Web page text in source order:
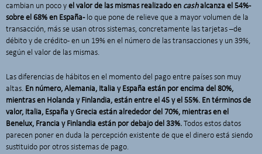
cambian un poco y el valor de las mismas realizado en cashalcanza el 54% -
sobre el 68% en España-lo que pone de relieve que a mayor volumen de la
transacción, más se usan otros sistemas, concretamente las tarjetas –de
débito y de crédito- en un 19% en el número de las transacciones y un 39%,
según el valor de las mismas.
Las diferencias de hábitos en el momento del pago entre países son muy
altas. En número, Alemania, Italia y España están por encima del 80%,
mientras en Holanda y Finlandia, están entre el 45 y el 55%. En términos de
valor, Italia, España y Grecia están alrededor del 70%, mientras en el
Benelux, Francia y Finlandia están por debajo del 33%. Todos estos datos
parecen poner en duda la percepción existente de que el dinero está siendo
sustituido por otros sistemas de pago.